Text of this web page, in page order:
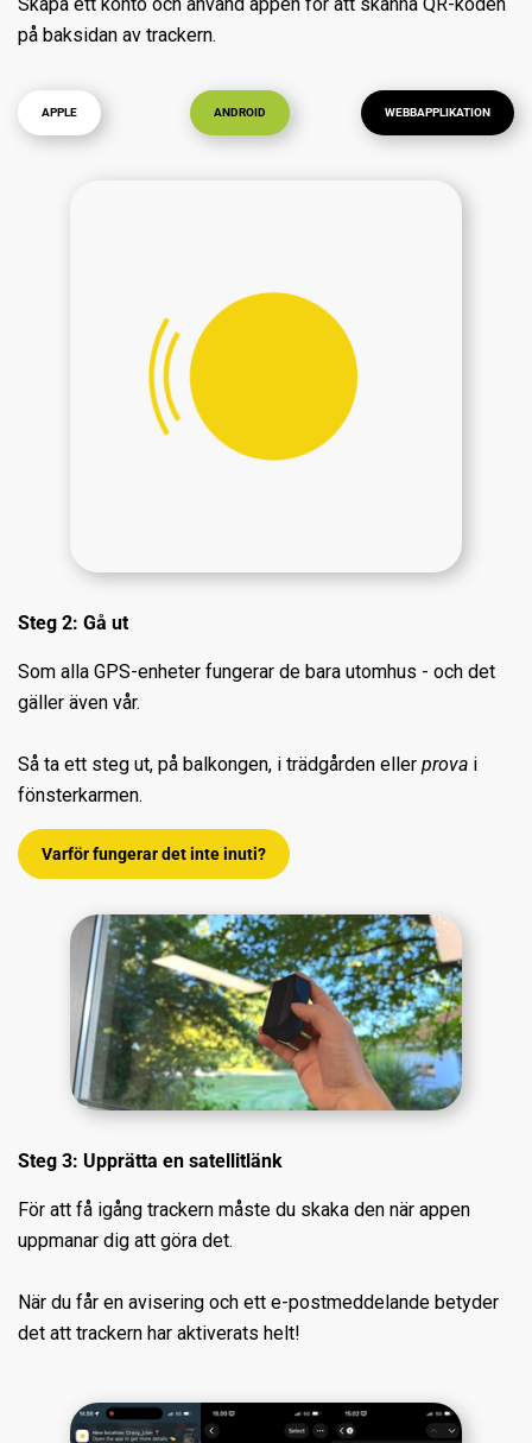
på baksidan av trackern.
APPLE ANDROID WEBBAPPLIKATION
Steg 2: Gå ut
Som alla GPS-enheter fungerar de bara utomhus - och det
gäller även vår.
Så ta ett steg ut, på balkongen, i trädgården eller prova i
fönsterkarmen.
Varför fungerar det inte inuti?
Steg 3: Upprätta en satellitlänk
För att få igång trackern måste du skaka den när appen
uppmanar dig att göra det.
När du får en avisering och ett e-postmeddelande betyder
det att trackern har aktiverats helt!